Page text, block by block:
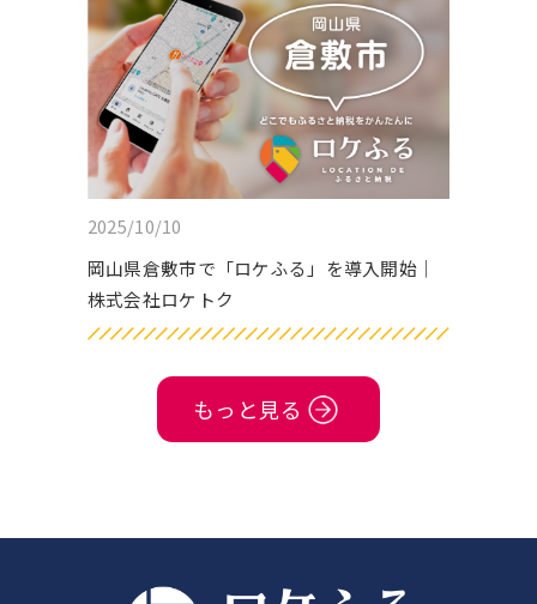
2025/10/10
岡山県倉敷市で「ロケふる」を導入開始｜
株式会社ロケトク
もっと見る